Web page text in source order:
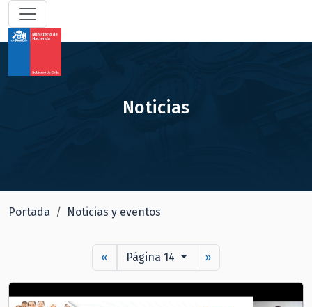
Noticias
Portada Noticias y eventos
« Página 14 »